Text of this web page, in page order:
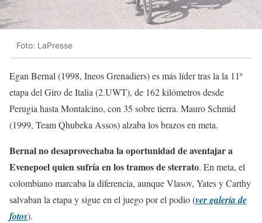
Foto: LaPresse
Egan Bernal (1998, Ineos Grenadiers) es más líder tras la la 11ª
etapa del Giro de Italia (2.UWT), de 162 kilómetros desde
Perugia hasta Montalcino, con 35 sobre tierra. Mauro Schmid
(1999, Team Qhubeka Assos) alzaba los brazos en meta.
Bernal no desaprovechaba la oportunidad de aventajar a
Evenepoel quien sufría en los tramos de sterrato. En meta, el
colombiano marcaba la diferencia, aunque Vlasov, Yates y Carthy
salvaban la etapa y sigue en el juego por el podio (ver galería de
fotos).